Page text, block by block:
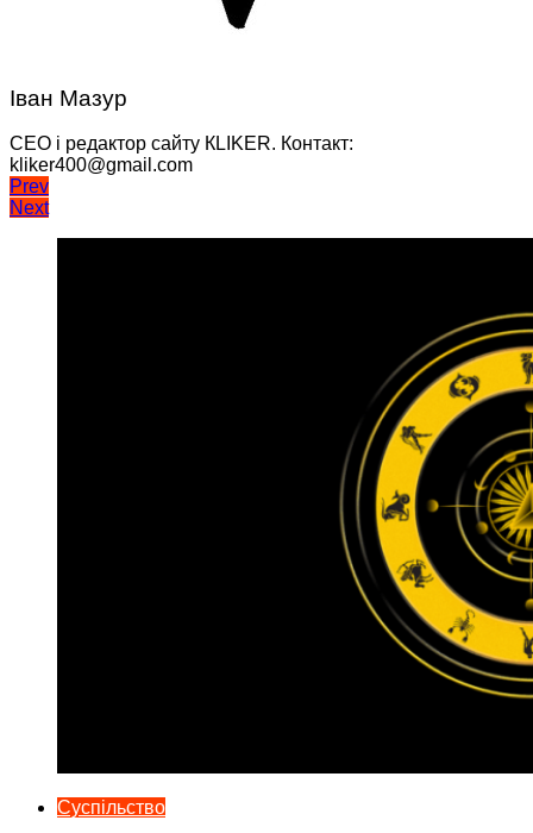
Іван Мазур
CEO і редактор сайту КLIKER. Контакт:
kliker400@gmail.com
Навігація
записів
Prev
Next
Суспільство